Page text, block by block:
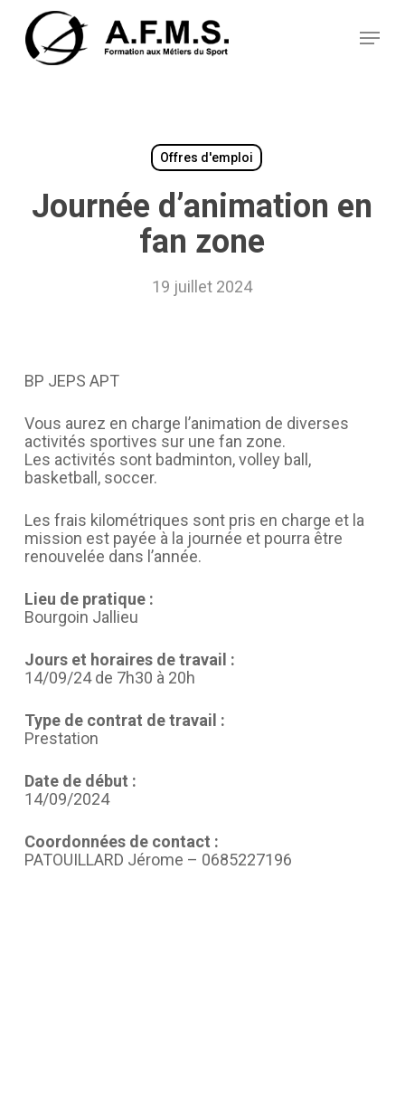
main
content
Menu
Offres d'emploi
Journée d’animation en
fan zone
19 juillet 2024
BP JEPS APT
Vous aurez en charge l’animation de diverses
activités sportives sur une fan zone.
Les activités sont badminton, volley ball,
basketball, soccer.
Les frais kilométriques sont pris en charge et la
mission est payée à la journée et pourra être
renouvelée dans l’année.
Lieu de pratique :
Bourgoin Jallieu
Jours et horaires de travail :
14/09/24 de 7h30 à 20h
Type de contrat de travail :
Prestation
Date de début :
14/09/2024
Coordonnées de contact :
PATOUILLARD Jérome – 0685227196
Panneau de gestion des cookies